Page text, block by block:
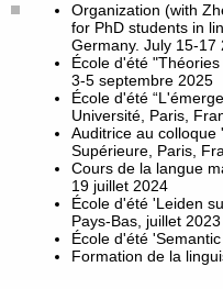
Organization (with
for PhD students in
Germany. July 15-17
École d'été
3-5 septembre 2025
École d'été
Université, Paris,
Auditrice au colloque
Supérieure, Paris,
Cours de la langue
19 juillet 2024
École d'été 'Leiden
Pays-Bas, juillet 2023
École d'été
Formation de la